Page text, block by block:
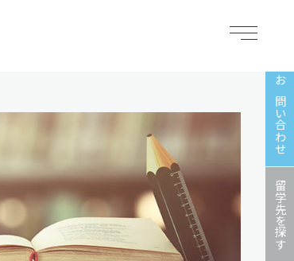
お問い合わせ
留学先を探す